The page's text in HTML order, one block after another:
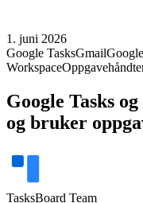
1. juni 2026
Google TasksGmailGoogle
Workspace
Google Tasks
og bruker
TasksBoard Team